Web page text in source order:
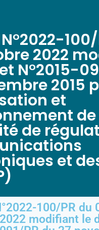
2022
N°2015-
2015
et
de
de
et
100/PR du
modifiant le